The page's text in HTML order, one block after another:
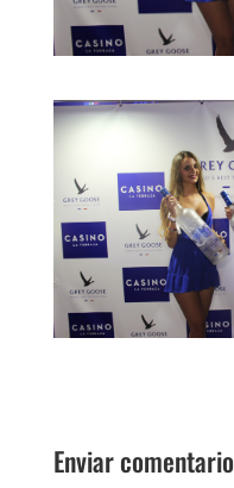
Enviar comentario